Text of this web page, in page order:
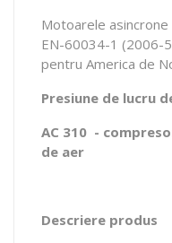
Motoarele
EN-60034-1 (2006-
pentru America de
Presiune de lucru
AC 310 -
de aer
Descriere produs